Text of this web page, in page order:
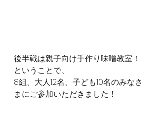
後半戦は親子向け手作り味噌教室！
ということで、
8組、大人12名、子ども10名のみなさ
まにご参加いただきました！